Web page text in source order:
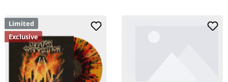
Limited
Exclusive